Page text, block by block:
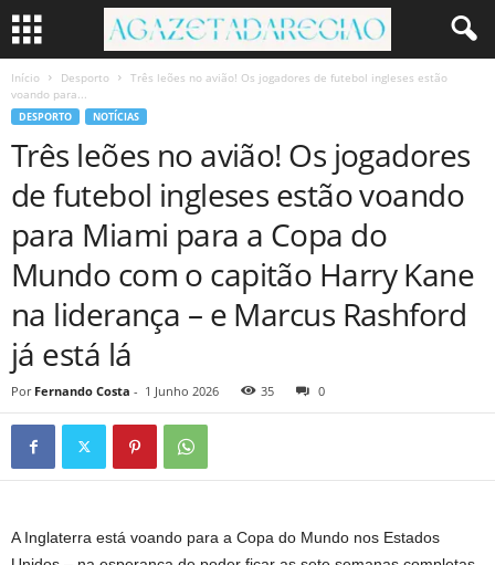
Início Desporto
Três leões no avião! Os jogadores de futebol ingleses estão
voando para...
DESPORTO NOTÍCIAS
Três leões no avião! Os jogadores
de futebol ingleses estão voando
para Miami para a Copa do
Mundo com o capitão Harry Kane
na liderança – e Marcus Rashford
já está lá
Por Fernando Costa - 1 Junho 2026 35 0
A Inglaterra está voando para a Copa do Mundo nos Estados